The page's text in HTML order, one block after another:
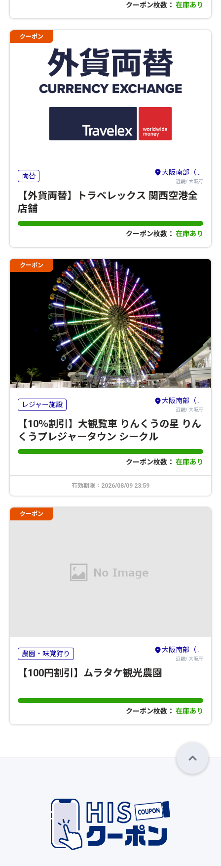
クーポン枚数： 在庫あり
クーポン
両替 大阪南部（堺・岸和田・関西空港）
近畿/ 大阪府
【外貨両替】トラベレックス 関西空港全
店舗
クーポン枚数： 在庫あり
クーポン
レジャー施設 大阪南部（堺・岸和田・関西空港）
近畿/ 大阪府
【10％割引】大観覧車 りんくうの星 りん
くうプレジャータウン シークル
クーポン枚数： 在庫あり
有効期限：2026/08/09 23:59
クーポン
農園・味覚狩り 大阪南部（堺・岸和田・関西空港）
近畿/ 大阪府
【100円割引】ムラタケ観光農園
クーポン枚数： 在庫あり